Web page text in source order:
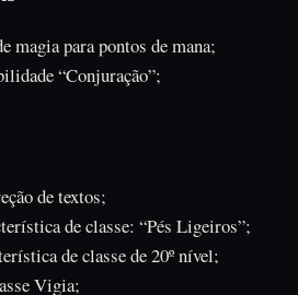
magia para pontos de mana;
“Conjuração”;
de textos;
de classe: “Pés Ligeiros”;
de classe de 20º nível;
Vigia;